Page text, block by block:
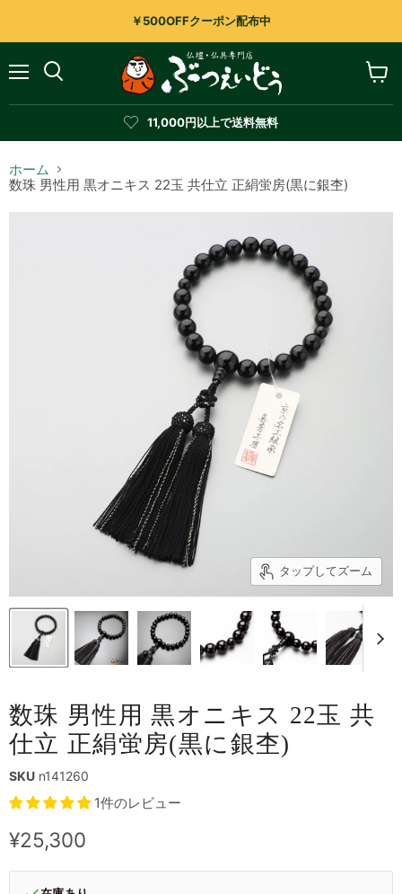
￥500OFFクーポン配布中
索
11,000円以上で送料無料
ー
見
ホーム
数珠 男性用 黒オニキス 22玉 共仕立 正絹蛍房(黒に銀杢)
タップしてズーム
数珠 男性用 黒オニキス 22玉 共
仕立 正絹蛍房(黒に銀杢)
SKU n141260
1件のレビュー
現在の価格
¥25,300